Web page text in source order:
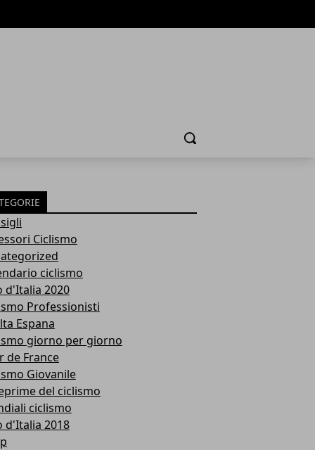
Cerca
Ciclismo
ciclismo
d'Italia 2020
Professionisti
Espana
giorno per giorno
de France
Giovanile
del ciclismo
ciclismo
d'Italia 2018